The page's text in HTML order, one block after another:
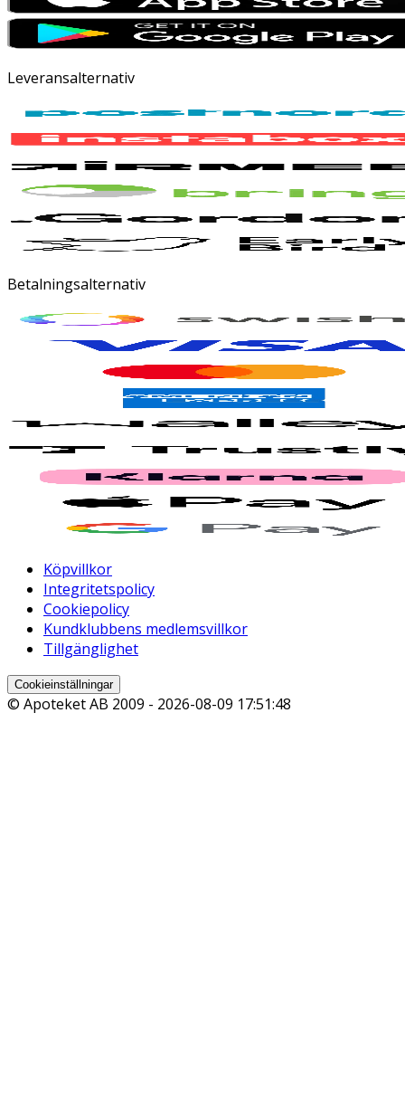
Leveransalternativ
Betalningsalternativ
Köpvillkor
Integritetspolicy
Cookiepolicy
Kundklubbens medlemsvillkor
Tillgänglighet
Cookieinställningar
© Apoteket AB 2009 - 2026-08-09 17:51:48